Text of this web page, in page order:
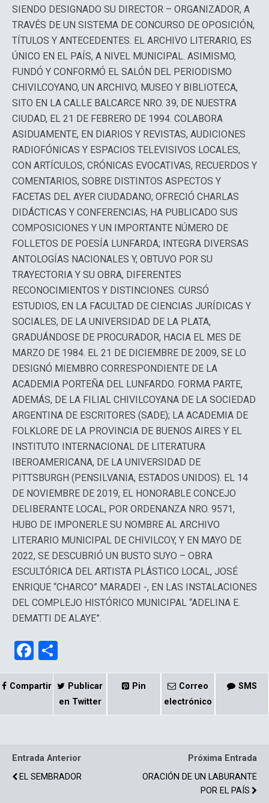
SIENDO DESIGNADO SU DIRECTOR – ORGANIZADOR, A
TRAVÉS DE UN SISTEMA DE CONCURSO DE OPOSICIÓN,
TÍTULOS Y ANTECEDENTES. EL ARCHIVO LITERARIO, ES
ÚNICO EN EL PAÍS, A NIVEL MUNICIPAL. ASIMISMO,
FUNDÓ Y CONFORMÓ EL SALÓN DEL PERIODISMO
CHIVILCOYANO, UN ARCHIVO, MUSEO Y BIBLIOTECA,
SITO EN LA CALLE BALCARCE NRO. 39, DE NUESTRA
CIUDAD, EL 21 DE FEBRERO DE 1994. COLABORA
ASIDUAMENTE, EN DIARIOS Y REVISTAS, AUDICIONES
RADIOFÓNICAS Y ESPACIOS TELEVISIVOS LOCALES,
CON ARTÍCULOS, CRÓNICAS EVOCATIVAS, RECUERDOS Y
COMENTARIOS, SOBRE DISTINTOS ASPECTOS Y
FACETAS DEL AYER CIUDADANO; OFRECIÓ CHARLAS
DIDÁCTICAS Y CONFERENCIAS; HA PUBLICADO SUS
COMPOSICIONES Y UN IMPORTANTE NÚMERO DE
FOLLETOS DE POESÍA LUNFARDA; INTEGRA DIVERSAS
ANTOLOGÍAS NACIONALES Y, OBTUVO POR SU
TRAYECTORIA Y SU OBRA, DIFERENTES
RECONOCIMIENTOS Y DISTINCIONES. CURSÓ
ESTUDIOS, EN LA FACULTAD DE CIENCIAS JURÍDICAS Y
SOCIALES, DE LA UNIVERSIDAD DE LA PLATA,
GRADUÁNDOSE DE PROCURADOR, HACIA EL MES DE
MARZO DE 1984. EL 21 DE DICIEMBRE DE 2009, SE LO
DESIGNÓ MIEMBRO CORRESPONDIENTE DE LA
ACADEMIA PORTEÑA DEL LUNFARDO. FORMA PARTE,
ADEMÁS, DE LA FILIAL CHIVILCOYANA DE LA SOCIEDAD
ARGENTINA DE ESCRITORES (SADE); LA ACADEMIA DE
FOLKLORE DE LA PROVINCIA DE BUENOS AIRES Y EL
INSTITUTO INTERNACIONAL DE LITERATURA
IBEROAMERICANA, DE LA UNIVERSIDAD DE
PITTSBURGH (PENSILVANIA, ESTADOS UNIDOS). EL 14
DE NOVIEMBRE DE 2019, EL HONORABLE CONCEJO
DELIBERANTE LOCAL, POR ORDENANZA NRO. 9571,
HUBO DE IMPONERLE SU NOMBRE AL ARCHIVO
LITERARIO MUNICIPAL DE CHIVILCOY, Y EN MAYO DE
2022, SE DESCUBRIÓ UN BUSTO SUYO – OBRA
ESCULTÓRICA DEL ARTISTA PLÁSTICO LOCAL, JOSÉ
ENRIQUE “CHARCO” MARADEI -, EN LAS INSTALACIONES
DEL COMPLEJO HISTÓRICO MUNICIPAL “ADELINA E.
DEMATTI DE ALAYE”.
F
a
ce
k
o
m
p
Compartir
Publicar
en Twitter
Pin
Correo
electrónico
SMS
Entrada Anterior
EL SEMBRADOR
Próxima Entrada
ORACIÓN DE UN LABURANTE
POR EL PAÍS